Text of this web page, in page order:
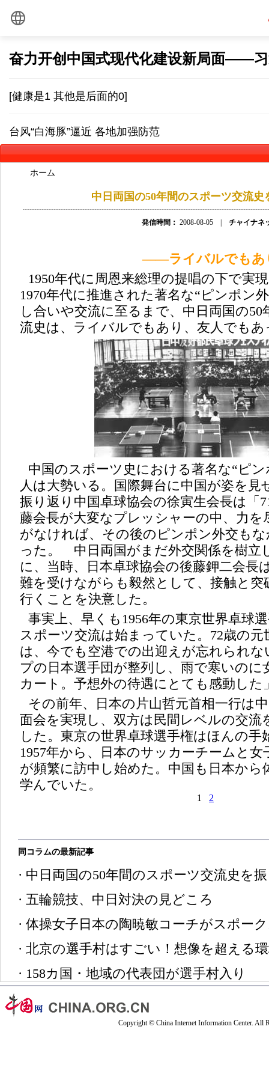
ホーム
中日両国の50年間のスポーツ交流史
発信時間： 2008-08-05 | チャイナネ
――ライバルでもあ
1950年代に周恩来総理の提唱の下で実
1970年代に推進された著名な“ピンポン
し合いや交流に至るまで、中日両国の
流史は、ライバルでもあり、友人でも
中国のスポーツ史における著名な“ピ
人は大勢いる。国際舞台に中国が姿を
振り返り中国卓球協会の徐寅生会長は「
藤会長が大変なプレッシャーの中、力
がなければ、その後のピンポン外交も
った。 中日両国がまだ外交関係を樹立
に、当時、日本卓球協会の後藤鉀二会長
難を受けながらも毅然として、接触と
行くことを決意した。
事実上、早くも1956年の東京世界卓球
スポーツ交流は始まっていた。72歳の
は、今でも空港での出迎えが忘れられ
プの日本選手団が整列し、雨で寒いの
カート。予想外の待遇にとても感動した
その前年、日本の片山哲元首相一行は
面会を実現し、双方は民間レベルの交流
した。東京の世界卓球選手権はほんの
1957年から、日本のサッカーチームと
が頻繁に訪中し始めた。中国も日本から
学んでいた。
1 2
同コラムの最新記事
· 中日両国の50年間のスポーツ交流史を
· 五輪競技、中日対決の見どころ
· 体操女子日本の陶暁敏コーチがスポー
· 北京の選手村はすごい！想像を超える
· 158カ国・地域の代表団が選手村入り